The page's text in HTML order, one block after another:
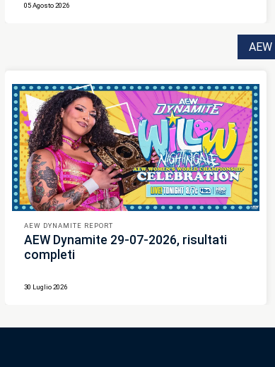
05 Agosto 2026
AEW
AEW DYNAMITE REPORT
AEW Dynamite 29-07-2026, risultati
completi
30 Luglio 2026